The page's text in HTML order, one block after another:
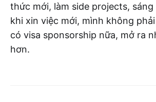
thức mới, làm side projects,
khi xin việc mới, mình không
có visa sponsorship nữa, mở ra
hơn.